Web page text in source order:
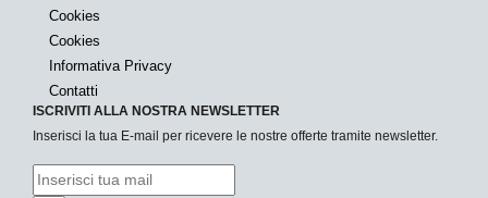
Cookies
Cookies
Informativa Privacy
Contatti
ISCRIVITI ALLA NOSTRA NEWSLETTER
Inserisci la tua E-mail per ricevere le nostre offerte tramite newsletter.